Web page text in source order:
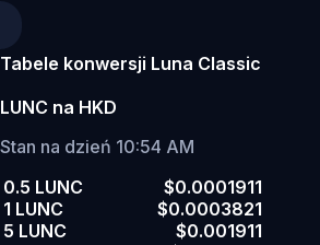
Tabele konwersji Luna Classic
LUNC na HKD
Stan na dzień 10:54 AM
0.5 LUNC
$0.0001911
1 LUNC
$0.0003821
5 LUNC
$0.001911